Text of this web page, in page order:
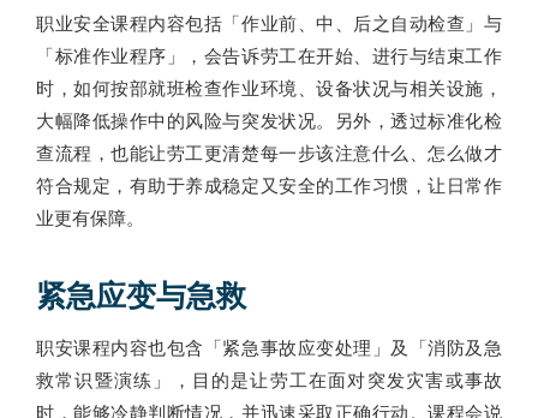
职业安全课程内容包括「作业前、中、后之自动检查」与
「标准作业程序」，会告诉劳工在开始、进行与结束工作
时，如何按部就班检查作业环境、设备状况与相关设施，
大幅降低操作中的风险与突发状况。另外，透过标准化检
查流程，也能让劳工更清楚每一步该注意什么、怎么做才
符合规定，有助于养成稳定又安全的工作习惯，让日常作
业更有保障。
紧急应变与急救
职安课程内容也包含「紧急事故应变处理」及「消防及急
救常识暨演练」，目的是让劳工在面对突发灾害或事故
时，能够冷静判断情况，并迅速采取正确行动。课程会说